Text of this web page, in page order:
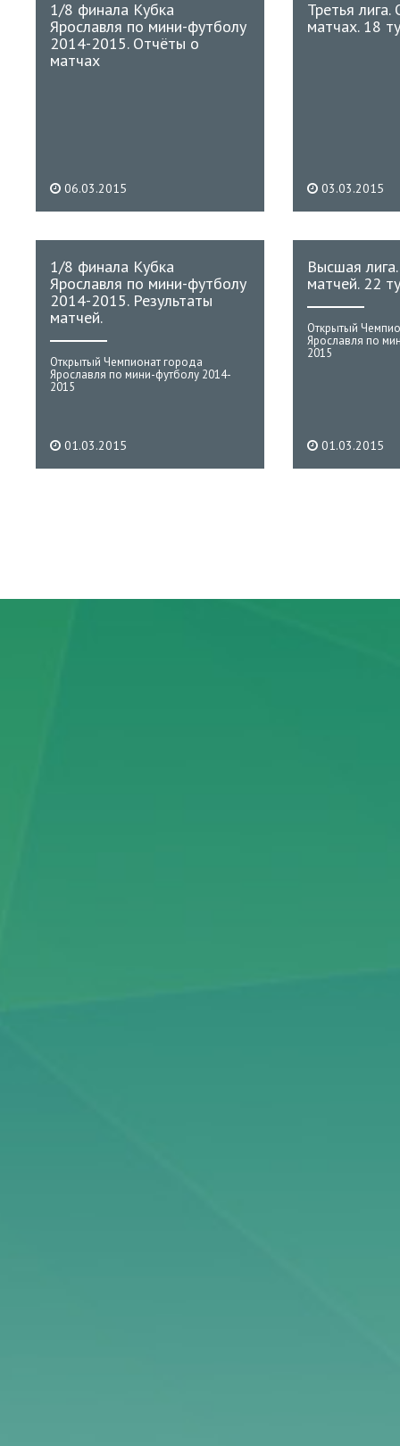
1/8 финала Кубка
Ярославля по мини-футболу
2014-2015. Отчёты о
матчах
06.03.2015
Третья
матчах. 18
03.03.2015
1/8 финала Кубка
Ярославля по мини-футболу
2014-2015. Результаты
матчей.
Открытый Чемпионат города
Ярославля по мини-футболу 2014-
2015
01.03.2015
Высшая
матчей. 22
Открытый
Ярославля по
2015
01.03.2015